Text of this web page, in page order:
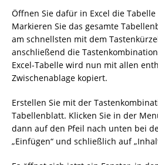
Öffnen Sie dafür in Excel die
Markieren Sie das gesamte
am schnellsten mit dem
anschließend die
Excel-Tabelle wird nun mit allen
Zwischenablage kopiert.
Erstellen Sie mit der
Tabellenblatt. Klicken Sie in der
dann auf den Pfeil nach unten bei
„Einfügen“ und schließlich auf